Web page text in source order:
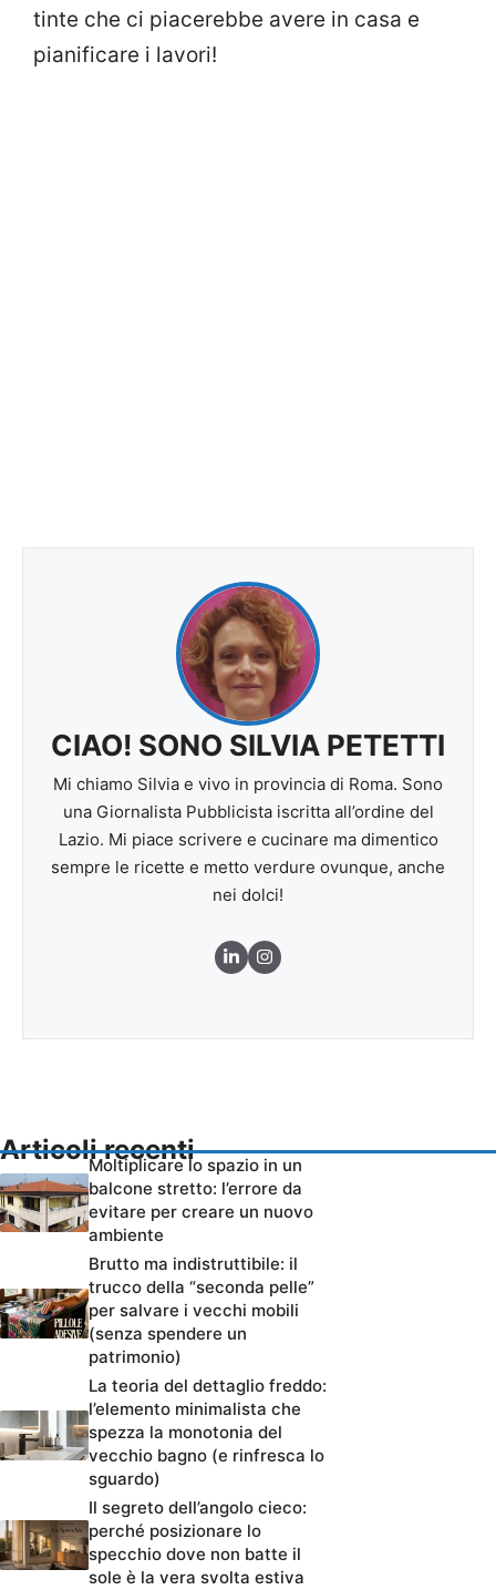
tinte che ci piacerebbe avere in casa e
pianificare i lavori!
CIAO! SONO SILVIA PETETTI
Mi chiamo Silvia e vivo in provincia di Roma. Sono
una Giornalista Pubblicista iscritta all’ordine del
Lazio. Mi piace scrivere e cucinare ma dimentico
sempre le ricette e metto verdure ovunque, anche
nei dolci!
Articoli recenti
Moltiplicare lo spazio in un
balcone stretto: l’errore da
evitare per creare un nuovo
ambiente
Brutto ma indistruttibile: il
trucco della “seconda pelle”
per salvare i vecchi mobili
(senza spendere un
patrimonio)
La teoria del dettaglio freddo:
l’elemento minimalista che
spezza la monotonia del
vecchio bagno (e rinfresca lo
sguardo)
Il segreto dell’angolo cieco:
perché posizionare lo
specchio dove non batte il
sole è la vera svolta estiva